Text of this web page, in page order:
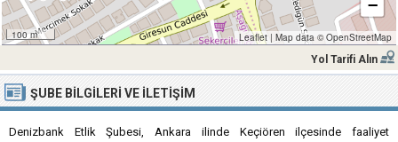
100 m
−
Leaflet | Map data ©OpenStreetMap
Yol Tarifi Alın
ŞUBE BILGILERI VE İLETIŞIM
Denizbank Etlik Şubesi, Ankara ilinde Keçiören ilçesinde faaliyet